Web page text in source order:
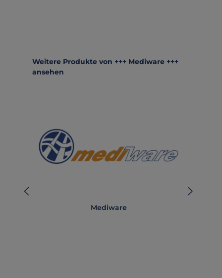
Produktgalerie überspringen
Weitere Produkte von +++ Mediware +++
ansehen
Mediware